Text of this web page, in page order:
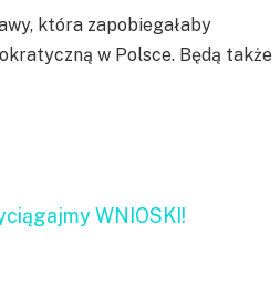
która zapobiegałaby
w Polsce. Będą także